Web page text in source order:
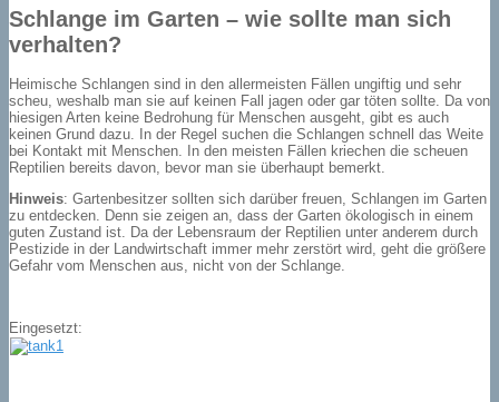
Schlange im Garten – wie sollte man sich
verhalten?
Heimische Schlangen sind in den allermeisten Fällen ungiftig und sehr
scheu, weshalb man sie auf keinen Fall jagen oder gar töten sollte. Da von
hiesigen Arten keine Bedrohung für Menschen ausgeht, gibt es auch
keinen Grund dazu. In der Regel suchen die Schlangen schnell das Weite
bei Kontakt mit Menschen. In den meisten Fällen kriechen die scheuen
Reptilien bereits davon, bevor man sie überhaupt bemerkt.
Hinweis: Gartenbesitzer sollten sich darüber freuen, Schlangen im Garten
zu entdecken. Denn sie zeigen an, dass der Garten ökologisch in einem
guten Zustand ist. Da der Lebensraum der Reptilien unter anderem durch
Pestizide in der Landwirtschaft immer mehr zerstört wird, geht die größere
Gefahr vom Menschen aus, nicht von der Schlange.
Eingesetzt: